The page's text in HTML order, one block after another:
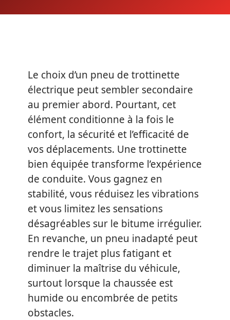
Le choix d’un pneu de trottinette
électrique peut sembler secondaire
au premier abord. Pourtant, cet
élément conditionne à la fois le
confort, la sécurité et l’efficacité de
vos déplacements. Une trottinette
bien équipée transforme l’expérience
de conduite. Vous gagnez en
stabilité, vous réduisez les vibrations
et vous limitez les sensations
désagréables sur le bitume irrégulier.
En revanche, un pneu inadapté peut
rendre le trajet plus fatigant et
diminuer la maîtrise du véhicule,
surtout lorsque la chaussée est
humide ou encombrée de petits
obstacles.